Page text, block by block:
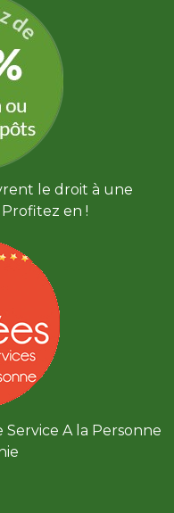
le droit à une
en !
A la Personne